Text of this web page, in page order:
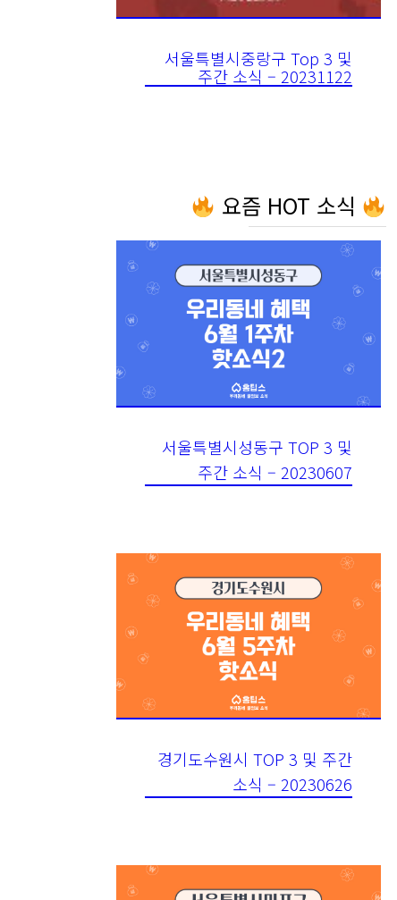
서울특별시중랑구 Top 3 및
주간 소식 – 20231122
요즘 HOT 소식
서울특별시성동구 TOP 3 및
주간 소식 – 20230607
경기도수원시 TOP 3 및 주간
소식 – 20230626